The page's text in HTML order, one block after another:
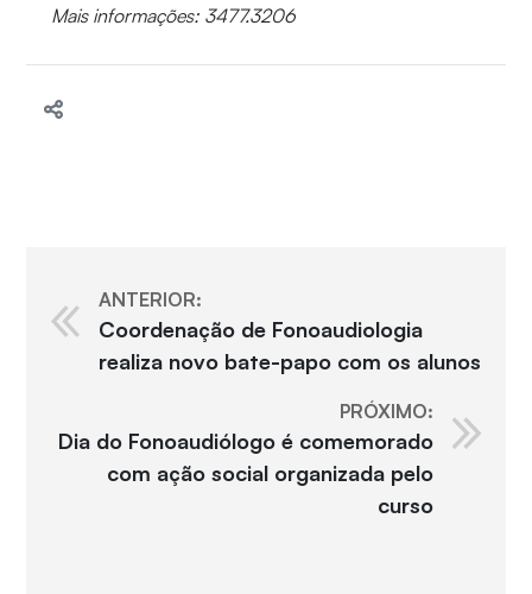
Mais informações: 3477.3206
ANTERIOR:
Coordenação de Fonoaudiologia
realiza novo bate-papo com os alunos
PRÓXIMO:
Dia do Fonoaudiólogo é comemorado
com ação social organizada pelo
curso